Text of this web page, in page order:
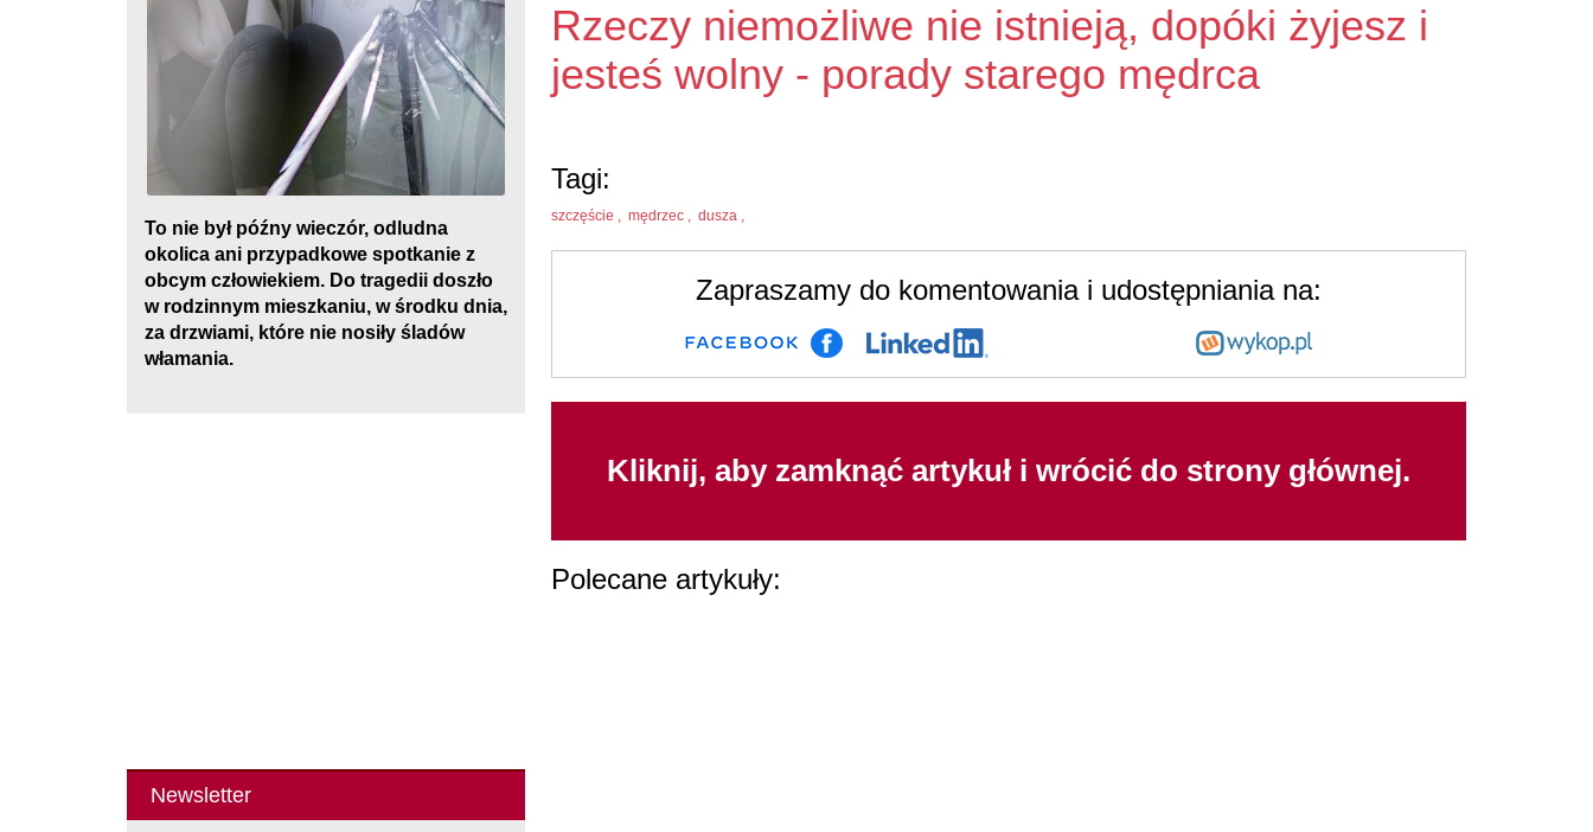
Rzeczy niemożliwe nie istnieją, dopóki żyjesz i
jesteś wolny - porady starego mędrca
Tagi:
szczęście , mędrzec , dusza ,
Zapraszamy do komentowania i udostępniania na:
Kliknij, aby zamknąć artykuł i wrócić do strony głównej.
Polecane artykuły:
To nie był późny wieczór, odludna
okolica ani przypadkowe spotkanie z
obcym człowiekiem. Do tragedii doszło
w rodzinnym mieszkaniu, w środku dnia,
za drzwiami, które nie nosiły śladów
włamania.
Newsletter